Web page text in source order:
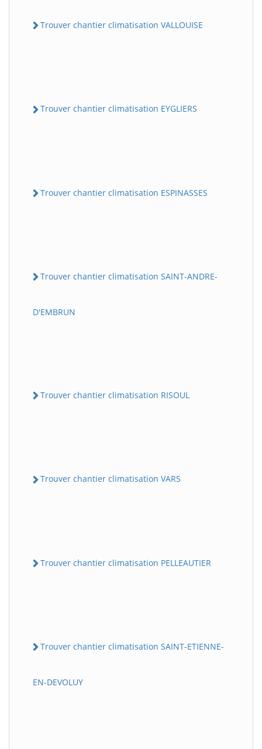
Trouver chantier climatisation VALLOUISE
Trouver chantier climatisation EYGLIERS
Trouver chantier climatisation ESPINASSES
Trouver chantier climatisation SAINT-ANDRE-
D'EMBRUN
Trouver chantier climatisation RISOUL
Trouver chantier climatisation VARS
Trouver chantier climatisation PELLEAUTIER
Trouver chantier climatisation SAINT-ETIENNE-
EN-DEVOLUY